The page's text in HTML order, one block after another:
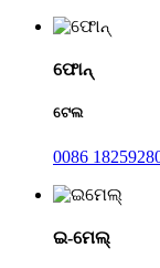
ଫୋନ୍
ଟେଲ
0086
ଇ-ମେଲ୍